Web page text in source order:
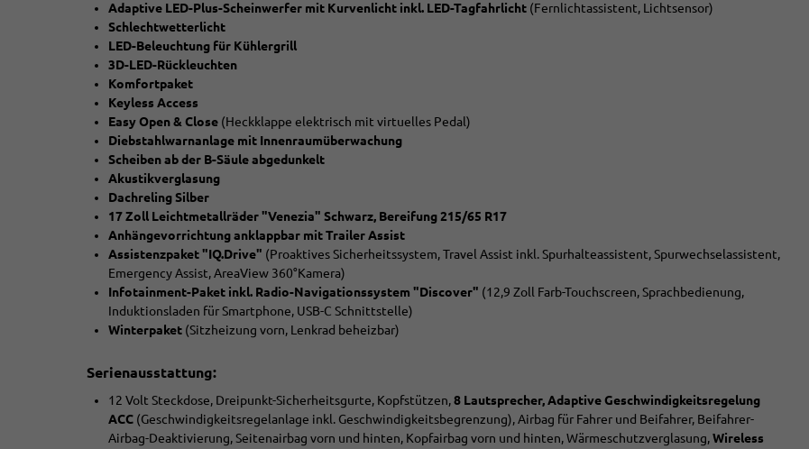
Adaptive LED-Plus-Scheinwerfer mit Kurvenlicht inkl. LED-Tagfahrlicht (Fernlichtassistent, Lichtsensor)
Schlechtwetterlicht
LED-Beleuchtung für Kühlergrill
3D-LED-Rückleuchten
Komfortpaket
Keyless Access
Easy Open & Close (Heckklappe elektrisch mit virtuelles Pedal)
Diebstahlwarnanlage mit Innenraumüberwachung
Scheiben ab der B-Säule abgedunkelt
Akustikverglasung
Dachreling Silber
17 Zoll Leichtmetallräder "Venezia" Schwarz, Bereifung 215/65 R17
Anhängevorrichtung anklappbar mit Trailer Assist
Assistenzpaket "IQ.Drive" (Proaktives Sicherheitssystem, Travel Assist inkl. Spurhalteassistent, Spurwechselassistent,
Emergency Assist, AreaView 360°Kamera)
Infotainment-Paket inkl. Radio-Navigationssystem "Discover" (12,9 Zoll Farb-Touchscreen, Sprachbedienung,
Induktionsladen für Smartphone, USB-C Schnittstelle)
Winterpaket (Sitzheizung vorn, Lenkrad beheizbar)
Serienausstattung:
12 Volt Steckdose, Dreipunkt-Sicherheitsgurte, Kopfstützen,8 Lautsprecher, Adaptive Geschwindigkeitsregelung
ACC (Geschwindigkeitsregelanlage inkl. Geschwindigkeitsbegrenzung), Airbag für Fahrer und Beifahrer, Beifahrer-
Airbag-Deaktivierung, Seitenairbag vorn und hinten, Kopfairbag vorn und hinten, Wärmeschutzverglasung,Wireless